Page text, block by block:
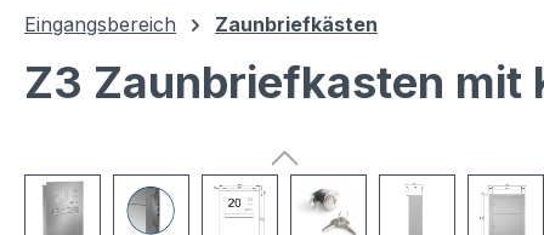
Eingangsbereich Zaunbriefkästen
Z3 Zaunbriefkasten mit